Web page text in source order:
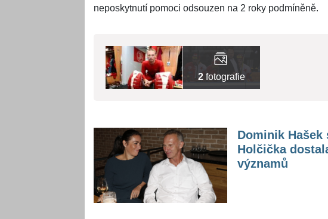
neposkytnutí pomoci odsouzen na 2 roky podmíněně.
2 fotografie
Dominik Hašek
Holčička
významů